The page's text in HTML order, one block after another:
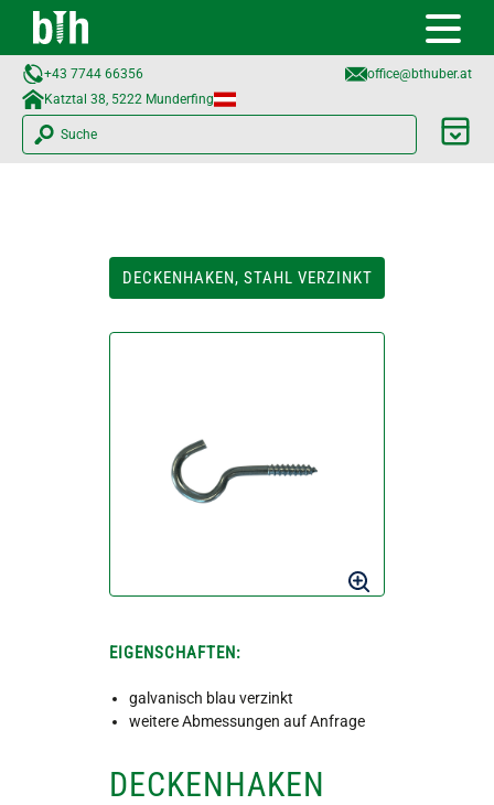
+43 7744 66356
office@bthuber.at​
Katztal 38, 5222 Munderfing
Suche
DECKENHAKEN, STAHL VERZINKT
EIGENSCHAFTEN:
galvanisch blau verzinkt
weitere Abmessungen auf Anfrage
DECKENHAKEN